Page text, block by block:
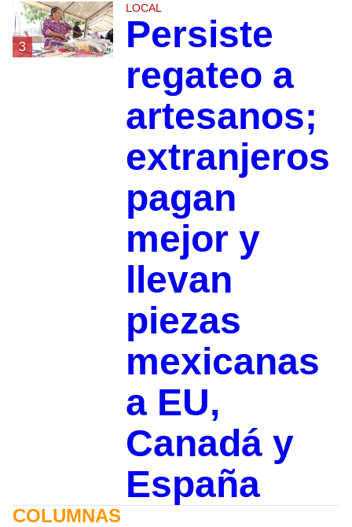
3
LOCAL
Persiste
regateo a
artesanos;
extranjeros
pagan
mejor y
llevan
piezas
mexicanas
a EU,
Canadá y
España
COLUMNAS